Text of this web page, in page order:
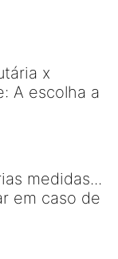
x
A escolha a
medidas...
em caso de